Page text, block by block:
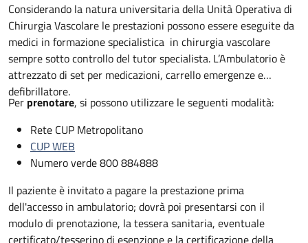
Considerando la natura universitaria della Unità Operativa di
Chirurgia Vascolare le prestazioni possono essere eseguite da
medici in formazione specialistica in chirurgia vascolare
sempre sotto controllo del tutor specialista. L’Ambulatorio è
attrezzato di set per medicazioni, carrello emergenze e
defibrillatore.
Per prenotare, si possono utilizzare le seguenti modalità:
Rete CUP Metropolitano
CUP WEB
Numero verde 800 884888
Il paziente è invitato a pagare la prestazione prima
dell'accesso in ambulatorio; dovrà poi presentarsi con il
modulo di prenotazione, la tessera sanitaria, eventuale
certificato/tesserino di esenzione e la certificazione della